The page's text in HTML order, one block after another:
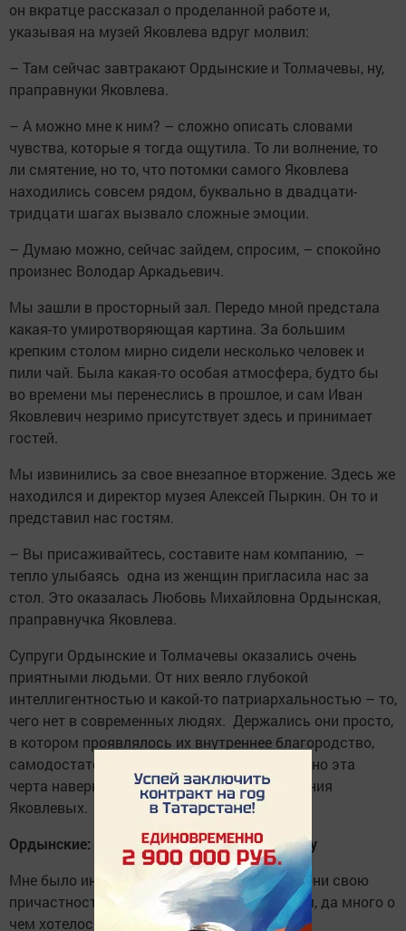
он вкратце рассказал о проделанной работе и,
указывая на музей Яковлева вдруг молвил:
– Там сейчас завтракают Ордынские и Толмачевы, ну,
праправнуки Яковлева.
– А можно мне к ним? – сложно описать словами
чувства, которые я тогда ощутила. То ли волнение, то
ли смятение, но то, что потомки самого Яковлева
находились совсем рядом, буквально в двадцати-
тридцати шагах вызвало сложные эмоции.
– Думаю можно, сейчас зайдем, спросим, – спокойно
произнес Володар Аркадьевич.
Мы зашли в просторный зал. Передо мной предстала
какая-то умиротворяющая картина. За большим
крепким столом мирно сидели несколько человек и
пили чай. Была какая-то особая атмосфера, будто бы
во времени мы перенеслись в прошлое, и сам Иван
Яковлевич незримо присутствует здесь и принимает
гостей.
Мы извинились за свое внезапное вторжение. Здесь же
находился и директор музея Алексей Пыркин. Он то и
представил нас гостям.
– Вы присаживайтесь, составите нам компанию, –
тепло улыбаясь одна из женщин пригласила нас за
стол. Это оказалась Любовь Михайловна Ордынская,
праправнучка Яковлева.
Супруги Ордынские и Толмачевы оказались очень
приятными людьми. От них веяло глубокой
интеллигентностью и какой-то патриархальностью – то,
чего нет в современных людях. Держались они просто,
в котором проявлялось их внутреннее благородство,
самодостаточность, православность. Именно эта
черта наверное и связывает многие поколения
Яковлевых.
Ордынские: тяга к просветительскому труду
Мне было интересно узнать, чувствуют ли они свою
причастность к Яковлеву. Что думают о нем, да много о
чем хотелось поговорить с ними.